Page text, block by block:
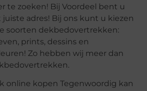
te zoeken! Bij Voordeel bent u
adres! Bij ons kunt u kiezen
soorten dekbedovertrekken:
prints, dessins en
Zo hebben wij meer dan
online kopen Tegenwoordig kan